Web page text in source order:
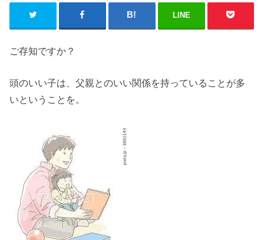
LINE
ご存知ですか？
頭のいい子は、父親とのいい関係を持っていることが多
いということを。